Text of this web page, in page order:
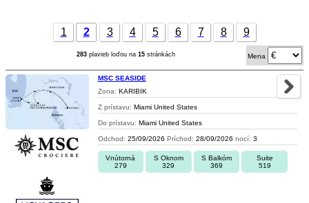
1 2 3 4 5 6 7 8 9
283 plavieb loďou na 15 stránkách Mena
MSC SEASIDE
Zona: KARIBIK
Z prístavu: Miami United States
Do prístavu: Miami United States
Odchod: 25/09/2026 Príchod: 28/09/2026 nocí: 3
Vnútorná
279
S Oknom
329
S Balkóm
369
Suite
519